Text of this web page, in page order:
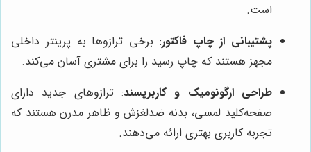
است.
پشتیبانی از چاپ فاکتور: برخی ترازوها به پرینتر داخلی
مجهز هستند که چاپ رسید را برای مشتری آسان می‌کند.
طراحی ارگونومیک و کاربرپسند: ترازوهای جدید دارای
صفحه‌کلید لمسی، بدنه ضدلغزش و ظاهر مدرن هستند که
تجربه کاربری بهتری ارائه می‌دهند.